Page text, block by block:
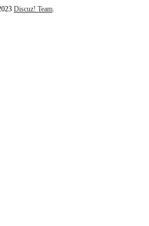
Discuz! Team.